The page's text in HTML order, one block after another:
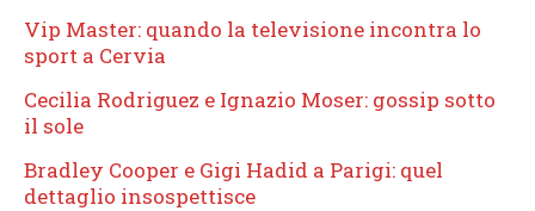
Vip Master: quando la televisione incontra lo
sport a Cervia
Cecilia Rodriguez e Ignazio Moser: gossip sotto
il sole
Bradley Cooper e Gigi Hadid a Parigi: quel
dettaglio insospettisce